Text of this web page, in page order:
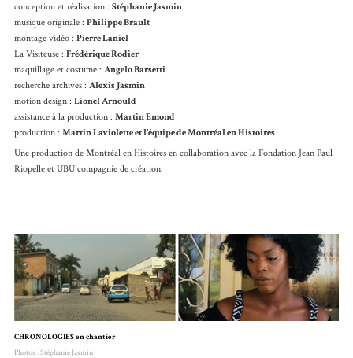
conception et réalisation : Stéphanie Jasmin
musique originale : Philippe Brault
montage vidéo : Pierre Laniel
La Visiteuse : Frédérique Rodier
maquillage et costume : Angelo Barsetti
recherche archives : Alexis Jasmin
motion design : Lionel Arnould
assistance à la production : Martin Emond
production : Martin Laviolette et l'équipe de Montréal en Histoires
Une production de Montréal en Histoires en collaboration avec la Fondation Jean Paul
Riopelle et UBU compagnie de création.
CHRONOLOGIES en chantier
Photos : Stéphanie Jasmin